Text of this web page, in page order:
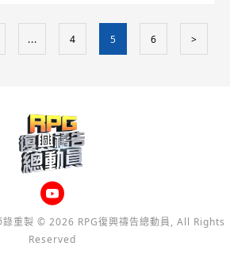
影片框，觀看論壇
... 4 5 6 >
錄重製 © 2026 RPG復興禱告總動員, All Rights
Reserved